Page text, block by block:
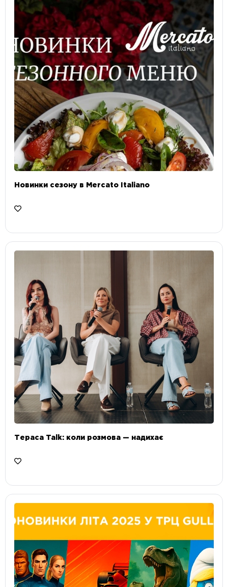
Новинки сезону в Mercato Italiano
Тераса Talk: коли розмова — надихає